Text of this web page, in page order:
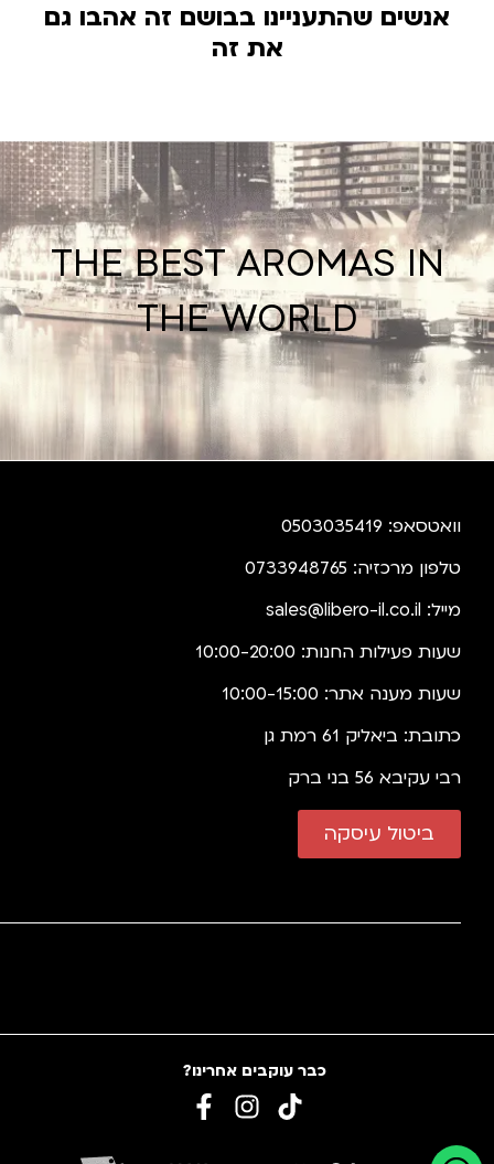
אנשים שהתעניינו בבושם זה אהבו גם
את זה
THE BEST AROMAS IN
THE WORLD
וואטסאפ: 0503035419
טלפון מרכזיה: 0733948765
מייל: sales@libero-il.co.il
שעות פעילות החנות: 10:00-20:00
שעות מענה אתר: 10:00-15:00
כתובת: ביאליק 61 רמת גן
רבי עקיבא 56 בני ברק
ביטול עיסקה
כבר עוקבים אחרינו?